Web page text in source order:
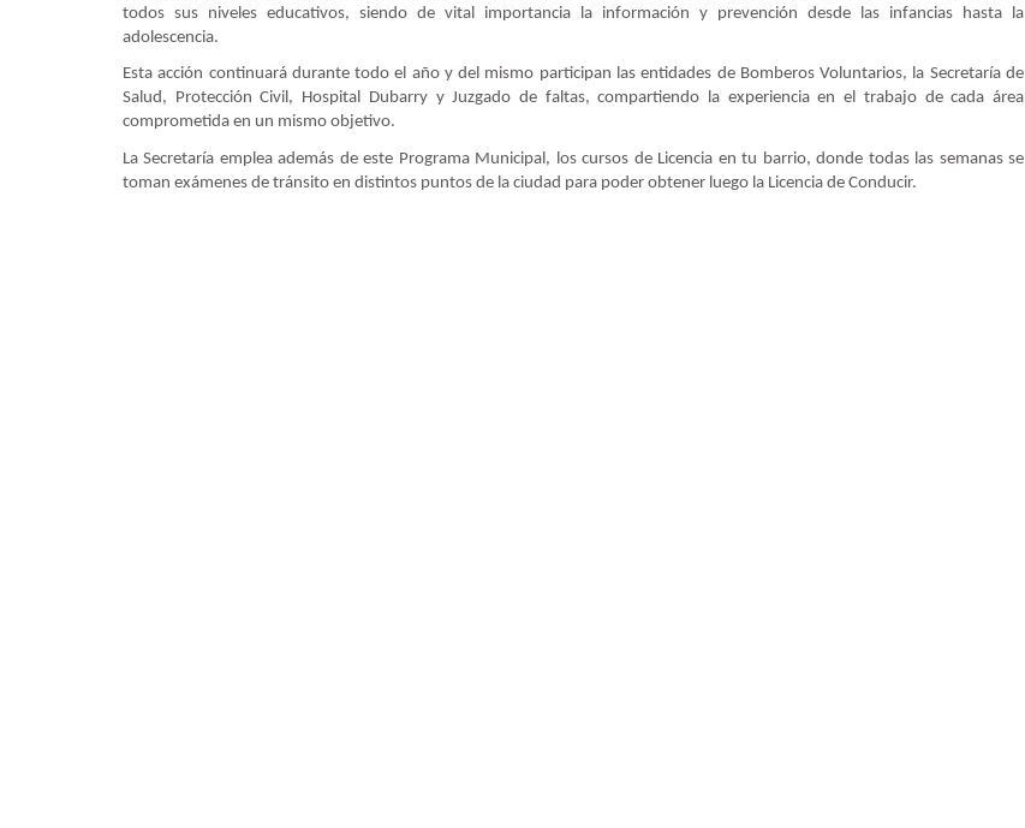
todos sus niveles educativos, siendo de vital importancia la información y prevención desde las infancias hasta la
adolescencia.
Esta acción continuará durante todo el año y del mismo participan las entidades de Bomberos Voluntarios, la Secretaría de
Salud, Protección Civil, Hospital Dubarry y Juzgado de faltas, compartiendo la experiencia en el trabajo de cada área
comprometida en un mismo objetivo.
La Secretaría emplea además de este Programa Municipal, los cursos de Licencia en tu barrio, donde todas las semanas se
toman exámenes de tránsito en distintos puntos de la ciudad para poder obtener luego la Licencia de Conducir.